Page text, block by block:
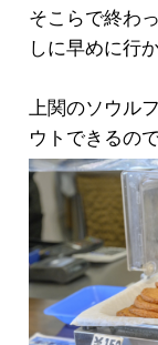
そこらで終わ
しに早めに行
上関のソウル
ウトできるの